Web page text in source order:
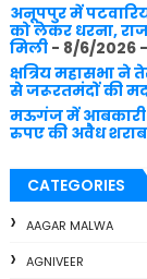
अनूपपुर में
को लेकर धरना,
मिली- 8/6/2026-
क्षत्रिय महासभा
से जरूरतमंदों की
मऊगंज में आबकारी
रुपए की अवैध
CATEGORIES
AAGAR MALWA
AGNIVEER